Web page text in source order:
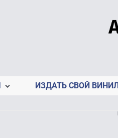
ИЗДАТЬ СВОЙ ВИНИЛ